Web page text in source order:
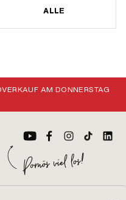
ALLE
AM DONNERSTAG